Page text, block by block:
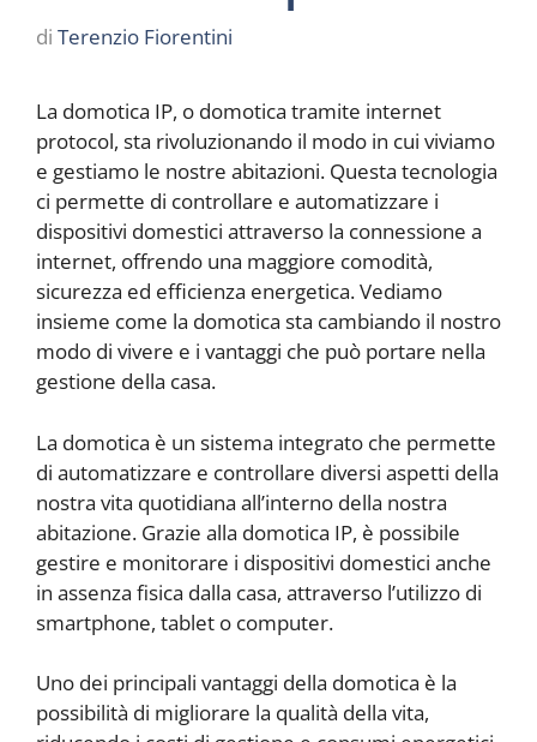
di Terenzio Fiorentini
La domotica IP, o domotica tramite internet
protocol, sta rivoluzionando il modo in cui viviamo
e gestiamo le nostre abitazioni. Questa tecnologia
ci permette di controllare e automatizzare i
dispositivi domestici attraverso la connessione a
internet, offrendo una maggiore comodità,
sicurezza ed efficienza energetica. Vediamo
insieme come la domotica sta cambiando il nostro
modo di vivere e i vantaggi che può portare nella
gestione della casa.
La domotica è un sistema integrato che permette
di automatizzare e controllare diversi aspetti della
nostra vita quotidiana all’interno della nostra
abitazione. Grazie alla domotica IP, è possibile
gestire e monitorare i dispositivi domestici anche
in assenza fisica dalla casa, attraverso l’utilizzo di
smartphone, tablet o computer.
Uno dei principali vantaggi della domotica è la
possibilità di migliorare la qualità della vita,